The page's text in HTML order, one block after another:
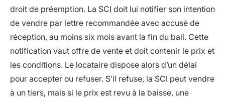
droit de préemption. La SCI doit lui notifier son intention
de vendre par lettre recommandée avec accusé de
réception, au moins six mois avant la fin du bail. Cette
notification vaut offre de vente et doit contenir le prix et
les conditions. Le locataire dispose alors d’un délai
pour accepter ou refuser. S’il refuse, la SCI peut vendre
à un tiers, mais si le prix est revu à la baisse, une